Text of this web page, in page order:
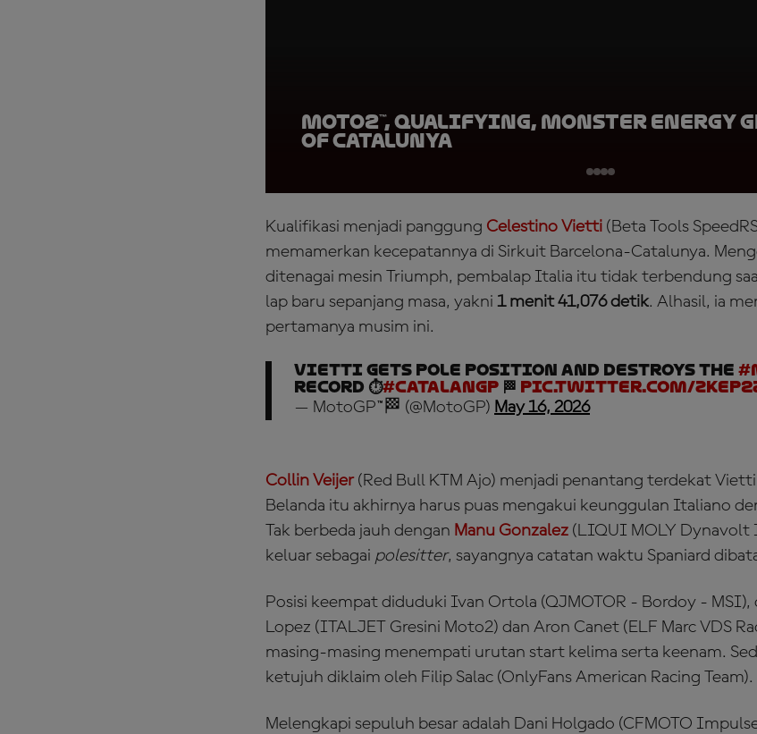
Moto2™, Qualifying, Monster Energy
of Catalunya
Kualifikasi menjadi panggung Celestino Vietti (Beta Tools
memamerkan kecepatannya di Sirkuit Barcelona-Catalunya.
ditenagai mesin Triumph, pembalap Italia itu tidak terbendung
lap baru sepanjang masa, yakni 1 menit 41,076 detik. Alhasil, ia
pertamanya musim ini.
Vietti gets POLE POSITION and destroys the
record ⏱️#CatalanGP 🏁 pic.twitter.com/
— MotoGP™🏁 (@MotoGP) May 16, 2026
Collin Veijer(Red Bull KTM Ajo) menjadi penantang terdekat
Belanda itu akhirnya harus puas mengakui keunggulan Italiano
Tak berbeda jauh dengan Manu Gonzalez (LIQUI MOLY Dynavolt
keluar sebagai polesitter, sayangnya catatan waktu Spaniard
Posisi keempat diduduki Ivan Ortola (QJMOTOR - Bordoy -
Lopez (ITALJET Gresini Moto2) dan Aron Canet (ELF Marc VDS
masing-masing menempati urutan start kelima serta keenam.
ketujuh diklaim oleh Filip Salac (OnlyFans American Racing Team).
Melengkapi sepuluh besar adalah Dani Holgado (CFMOTO